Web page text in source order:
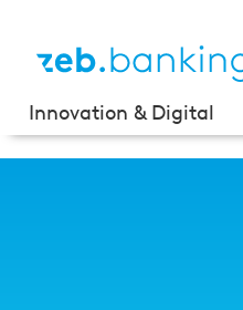
Innovation & Digital